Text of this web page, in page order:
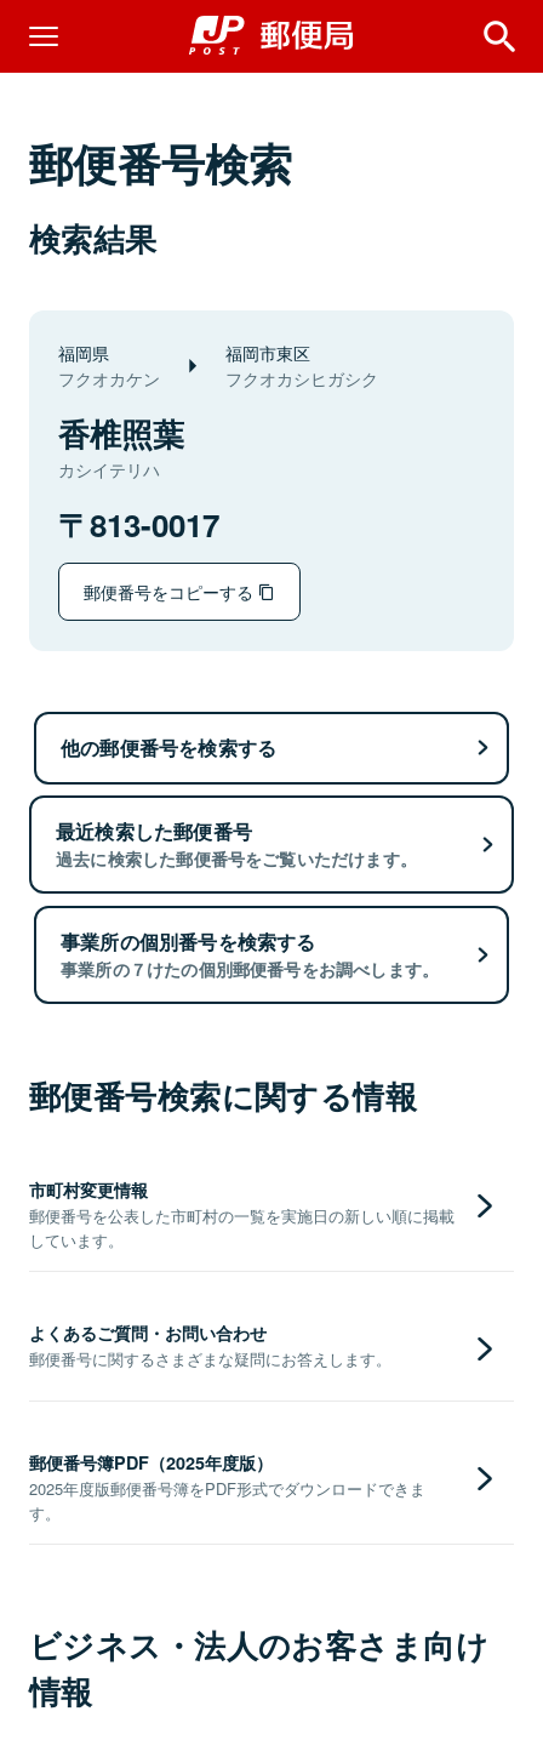
郵便番号検索
検索結果
福岡県
フクオカケン
福岡市東区
フクオカシヒガシク
香椎照葉
カシイテリハ
813-0017
郵便番号をコピーする
他の郵便番号を検索する
最近検索した郵便番号
過去に検索した郵便番号をご覧いただけます。
事業所の個別番号を検索する
事業所の７けたの個別郵便番号をお調べします。
郵便番号検索に関する情報
市町村変更情報
郵便番号を公表した市町村の一覧を実施日の新しい順に掲載
しています。
よくあるご質問・お問い合わせ
郵便番号に関するさまざまな疑問にお答えします。
郵便番号簿PDF（2025年度版）
2025年度版郵便番号簿をPDF形式でダウンロードできま
す。
ビジネス・法人のお客さま向け
情報